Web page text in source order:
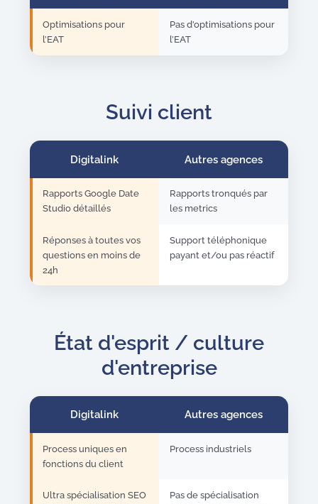
Optimisations pour
l’EAT
Pas d’optimisations pour
l’EAT
Suivi client
Digitalink Autres agences
Rapports Google Date
Studio détaillés
Rapports tronqués par
les metrics
Réponses à toutes vos
questions en moins de
24h
Support téléphonique
payant et/ou pas réactif
État d'esprit / culture
d'entreprise
Digitalink Autres agences
Process uniques en
fonctions du client
Process industriels
Ultra spécialisation SEO
Pas de spécialisation